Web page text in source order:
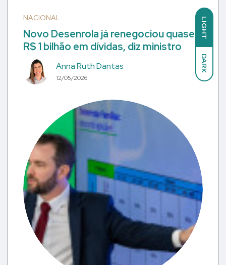
LIGHT
DARK
NACIONAL
Novo Desenrola já renegociou quase
R$ 1 bilhão em dívidas, diz ministro
Anna Ruth Dantas
12/05/2026